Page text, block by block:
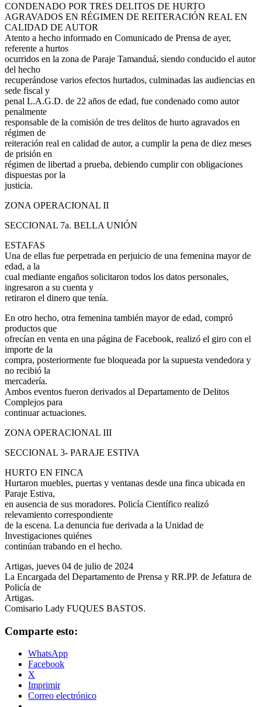
CONDENADO POR TRES DELITOS DE HURTO
AGRAVADOS EN RÉGIMEN DE REITERACIÓN REAL EN
CALIDAD DE AUTOR
Atento a hecho informado en Comunicado de Prensa de ayer,
referente a hurtos
ocurridos en la zona de Paraje Tamanduá, siendo conducido el autor
del hecho
recuperándose varios efectos hurtados, culminadas las audiencias en
sede fiscal y
penal L.A.G.D. de 22 años de edad, fue condenado como autor
penalmente
responsable de la comisión de tres delitos de hurto agravados en
régimen de
reiteración real en calidad de autor, a cumplir la pena de diez meses
de prisión en
régimen de libertad a prueba, debiendo cumplir con obligaciones
dispuestas por la
justicia.
ZONA OPERACIONAL II
SECCIONAL 7a. BELLA UNIÓN
ESTAFAS
Una de ellas fue perpetrada en perjuicio de una femenina mayor de
edad, a la
cual mediante engaños solicitaron todos los datos personales,
ingresaron a su cuenta y
retiraron el dinero que tenía.
En otro hecho, otra femenina también mayor de edad, compró
productos que
ofrecían en venta en una página de Facebook, realizó el giro con el
importe de la
compra, posteriormente fue bloqueada por la supuesta vendedora y
no recibió la
mercadería.
Ambos eventos fueron derivados al Departamento de Delitos
Complejos para
continuar actuaciones.
ZONA OPERACIONAL III
SECCIONAL 3- PARAJE ESTIVA
HURTO EN FINCA
Hurtaron muebles, puertas y ventanas desde una finca ubicada en
Paraje Estiva,
en ausencia de sus moradores. Policía Científico realizó
relevamiento correspondiente
de la escena. La denuncia fue derivada a la Unidad de
Investigaciones quiénes
continúan trabando en el hecho.
Artigas, jueves 04 de julio de 2024
La Encargada del Departamento de Prensa y RR.PP. de Jefatura de
Policía de
Artigas.
Comisario Lady FUQUES BASTOS.
Comparte esto:
WhatsApp
Facebook
X
Imprimir
Correo electrónico